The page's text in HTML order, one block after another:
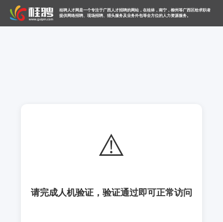
桂聘人才网是一个专注于广西人才招聘的网站，在桂林，南宁，柳州等广西区给求职者
提供网络招聘、现场招聘、猎头服务及业务外包等全方位的人力资源服务。
⚠️
请完成人机验证，验证通过即可正常访问